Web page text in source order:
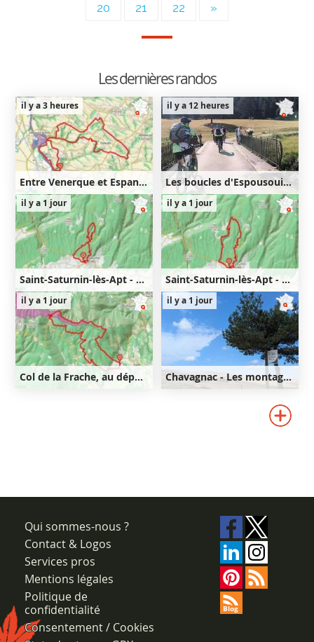
20
21 22 »
Les dernières randos
il y a 3 heures
Entre Venerque et Espanès
25km
450m
450m
il y a 12 heures
Les boucles d'Espousouille
36km
830m
830m
il y a 1 jour
Saint-Saturnin-lès-Apt - Lourète - Redony
9km
350m 350m
il y a 1 jour
Saint-Saturnin-lès-Apt - Lourète - Vaucarlenque
11km
440m
440m
il y a 1 jour
Col de la Frache, au départ d'Aurel
il y a 1 jour
Chavagnac - Les montagnes de Ségur-les-Villas
Qui sommes-nous ?
Contact & Logos
Services pros
Mentions légales
Politique de
confidentialité
Consentement / Cookies